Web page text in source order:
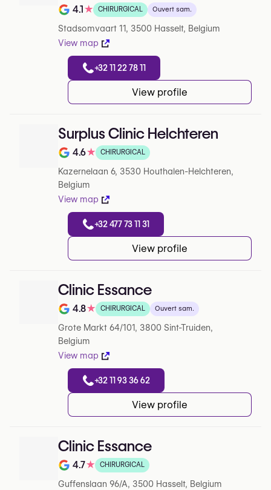
Note de 4.1 sur 5 sur Google
4.1★ CHIRURGICAL Ouvert sam.
Stadsomvaart 11, 3500 Hasselt, Belgium
View map
+32 11 22 78 11
View profile
Surplus Clinic Helchteren
Note de 4.6 sur 5 sur Google
4.6★ CHIRURGICAL
Kazernelaan 6, 3530 Houthalen-Helchteren,
Belgium
View map
+32 477 73 11 31
View profile
Clinic Essance
Note de 4.8 sur 5 sur Google
4.8★ CHIRURGICAL Ouvert sam.
Grote Markt 64/101, 3800 Sint-Truiden,
Belgium
View map
+32 11 93 36 62
View profile
Clinic Essance
Note de 4.7 sur 5 sur Google
4.7★ CHIRURGICAL
Guffenslaan 96/A, 3500 Hasselt, Belgium